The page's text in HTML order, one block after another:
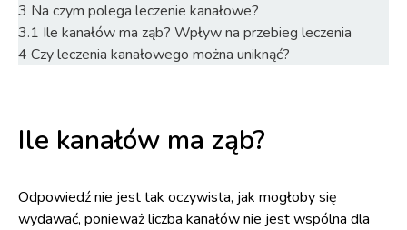
3 Na czym polega leczenie kanałowe?
3.1 Ile kanałów ma ząb? Wpływ na przebieg leczenia
4 Czy leczenia kanałowego można uniknąć?
Ile kanałów ma ząb?
Odpowiedź nie jest tak oczywista, jak mogłoby się
wydawać, ponieważ liczba kanałów nie jest wspólna dla